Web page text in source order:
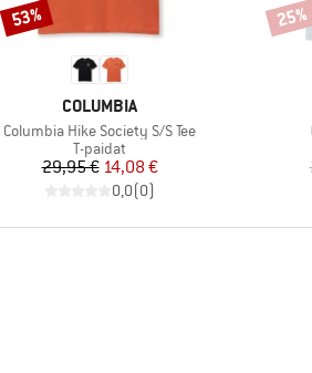
MERKKI
COLUMBIA
Tuote
Columbia Hike Society S/S Tee
Tuoteryhmä
T-paidat
Hinta
29,95 €Alennettu hinta
14,08 €
0,0(0)
Alennus
53% 25%